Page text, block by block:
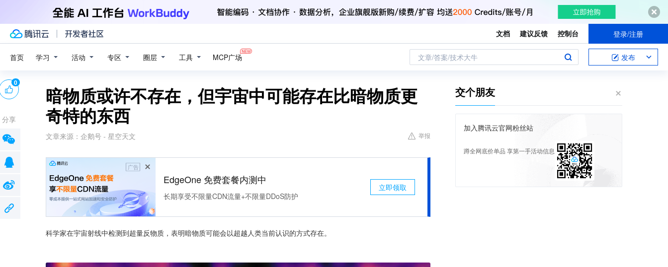
文档 建议反馈 控制台 登录/注册
首页 学习 活动 专区 圈层 工具 MCP广场 文章/答案/技术大牛 发布
暗物质或许不存在，但宇宙中可能存在比暗物质更
奇特的东西
文章来源： 企鹅号 - 星空天文 举报
广告
EdgeOne 免费套餐内测中
长期享受不限量CDN流量+不限量DDoS防护
立即领取
科学家在宇宙射线中检测到超量反物质，表明暗物质可能会以超越人类当前认识的方式存在。
0
分享
交个朋友
加入腾讯云官网粉丝站
蹲全网底价单品 享第一手活动信息